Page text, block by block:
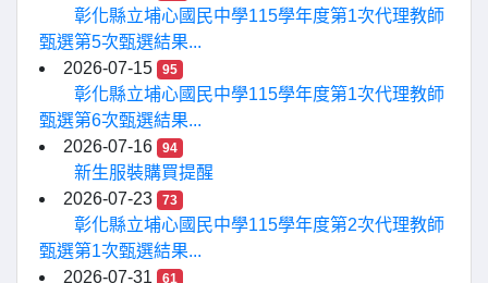
彰化縣立埔心國民中學115學年度第1次代理教師
甄選第5次甄選結果...
2026-07-15
95
彰化縣立埔心國民中學115學年度第1次代理教師
甄選第6次甄選結果...
2026-07-16
94
新生服裝購買提醒
2026-07-23
73
彰化縣立埔心國民中學115學年度第2次代理教師
甄選第1次甄選結果...
2026-07-31
61